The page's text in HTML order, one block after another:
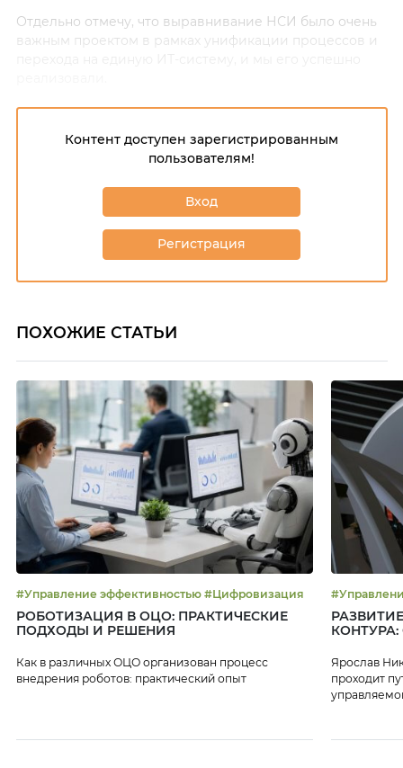
Отдельно отмечу, что выравнивание НСИ было очень
важным проектом в рамках унификации процессов и
Контент доступен зарегистрированным
пользователям!
Вход
Регистрация
ПОХОЖИЕ СТАТЬИ
#Управление эффективностью #Цифровизация
РОБОТИЗАЦИЯ В ОЦО: ПРАКТИЧЕСКИЕ
ПОДХОДЫ И РЕШЕНИЯ
Как в различных ОЦО организован процесс
внедрения роботов: практический опыт
Ярослав
проходит